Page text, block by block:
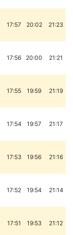
17:57 20:02 21:23
17:56 20:00 21:21
17:55 19:59 21:19
17:54 19:57 21:17
17:53 19:56 21:16
17:52 19:54 21:14
17:51 19:53 21:12